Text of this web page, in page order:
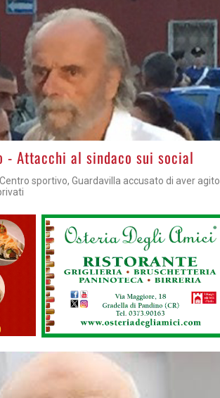
- Attacchi al sindaco sui social
Centro sportivo, Guardavilla accusato di aver agito